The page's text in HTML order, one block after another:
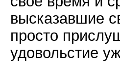
высказавшие
просто
удовольстие